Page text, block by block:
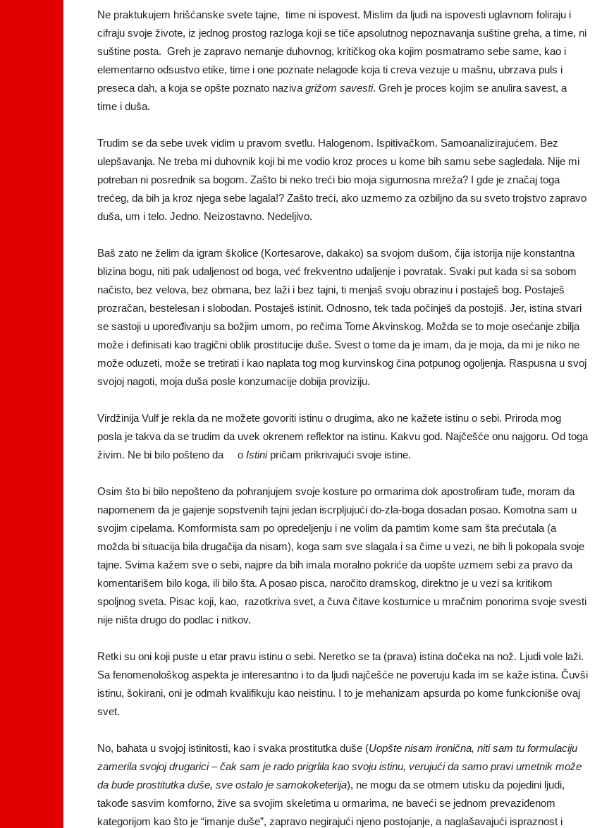
Ne praktukujem hrišćanske svete tajne, time ni ispovest. Mislim da ljudi na ispovesti uglavnom foliraju i
cifraju svoje živote, iz jednog prostog razloga koji se tiče apsolutnog nepoznavanja suštine greha, a time, ni
suštine posta. Greh je zapravo nemanje duhovnog, kritičkog oka kojim posmatramo sebe same, kao i
elementarno odsustvo etike, time i one poznate nelagode koja ti creva vezuje u mašnu, ubrzava puls i
preseca dah, a koja se opšte poznato naziva grižom savesti. Greh je proces kojim se anulira savest, a
time i duša.
Trudim se da sebe uvek vidim u pravom svetlu. Halogenom. Ispitivačkom. Samoanalizirajućem. Bez
ulepšavanja. Ne treba mi duhovnik koji bi me vodio kroz proces u kome bih samu sebe sagledala. Nije mi
potreban ni posrednik sa bogom. Zašto bi neko treći bio moja sigurnosna mreža? I gde je značaj toga
trećeg, da bih ja kroz njega sebe lagala!? Zašto treći, ako uzmemo za ozbiljno da su sveto trojstvo zapravo
duša, um i telo. Jedno. Neizostavno. Nedeljivo.
Baš zato ne želim da igram školice (Kortesarove, dakako) sa svojom dušom, čija istorija nije konstantna
blizina bogu, niti pak udaljenost od boga, već frekventno udaljenje i povratak. Svaki put kada si sa sobom
načisto, bez velova, bez obmana, bez laži i bez tajni, ti menjaš svoju obrazinu i postaješ bog. Postaješ
prozračan, bestelesan i slobodan. Postaješ istinit. Odnosno, tek tada počinješ da postojiš. Jer, istina stvari
se sastoji u upoređivanju sa božjim umom, po rečima Tome Akvinskog. Možda se to moje osećanje zbilja
može i definisati kao tragični oblik prostitucije duše. Svest o tome da je imam, da je moja, da mi je niko ne
može oduzeti, može se tretirati i kao naplata tog mog kurvinskog čina potpunog ogoljenja. Raspusna u svoj
svojoj nagoti, moja duša posle konzumacije dobija proviziju.
Virdžinija Vulf je rekla da ne možete govoriti istinu o drugima, ako ne kažete istinu o sebi. Priroda mog
posla je takva da se trudim da uvek okrenem reflektor na istinu. Kakvu god. Najčešće onu najgoru. Od toga
živim. Ne bi bilo pošteno da o Istini pričam prikrivajući svoje istine.
Osim što bi bilo nepošteno da pohranjujem svoje kosture po ormarima dok apostrofiram tuđe, moram da
napomenem da je gajenje sopstvenih tajni jedan iscrpljujući do-zla-boga dosadan posao. Komotna sam u
svojim cipelama. Komformista sam po opredeljenju i ne volim da pamtim kome sam šta prećutala (a
možda bi situacija bila drugačija da nisam), koga sam sve slagala i sa čime u vezi, ne bih li pokopala svoje
tajne. Svima kažem sve o sebi, najpre da bih imala moralno pokriće da uopšte uzmem sebi za pravo da
komentarišem bilo koga, ili bilo šta. A posao pisca, naročito dramskog, direktno je u vezi sa kritikom
spoljnog sveta. Pisac koji, kao, razotkriva svet, a čuva čitave kosturnice u mračnim ponorima svoje svesti
nije ništa drugo do podlac i nitkov.
Retki su oni koji puste u etar pravu istinu o sebi. Neretko se ta (prava) istina dočeka na nož. Ljudi vole laži.
Sa fenomenološkog aspekta je interesantno i to da ljudi najčešće ne poveruju kada im se kaže istina. Čuvši
istinu, šokirani, oni je odmah kvalifikuju kao neistinu. I to je mehanizam apsurda po kome funkcioniše ovaj
svet.
No, bahata u svojoj istinitosti, kao i svaka prostitutka duše (Uopšte nisam ironična, niti sam tu formulaciju
zamerila svojoj drugarici – čak sam je rado prigrlila kao svoju istinu, verujući da samo pravi umetnik može
da bude prostitutka duše, sve ostalo je samokoketerija), ne mogu da se otmem utisku da pojedini ljudi,
takođe sasvim komforno, žive sa svojim skeletima u ormarima, ne baveći se jednom prevaziđenom
kategorijom kao što je “imanje duše”, zapravo negirajući njeno postojanje, a naglašavajući ispraznost i